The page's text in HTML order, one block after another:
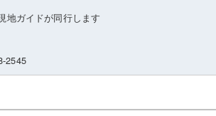
地ガイドが同行します
2545